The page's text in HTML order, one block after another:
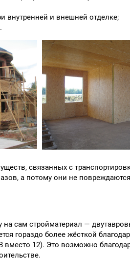
внутренней и внешней отделке;
связанных с
а потому они не
на сам стройматериал —
гораздо более жёсткой
12). Это возможно